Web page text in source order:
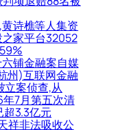
诗樵等人集资
家平台32052
铺金融案自媒
州)互联网金融
立案侦查,从
7月第五次清
3.3亿元
祥非法吸收公